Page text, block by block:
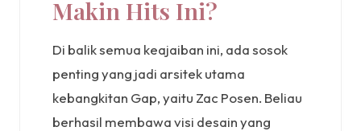
Makin Hits Ini?
Di balik semua keajaiban ini, ada sosok
penting yang jadi arsitek utama
kebangkitan Gap, yaitu Zac Posen. Beliau
berhasil membawa visi desain yang